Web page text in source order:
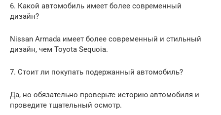
6. Какой автомобиль имеет более современный
дизайн?
Nissan Armada имеет более современный и стильный
дизайн, чем Toyota Sequoia.
7. Стоит ли покупать подержанный автомобиль?
Да, но обязательно проверьте историю автомобиля и
проведите тщательный осмотр.